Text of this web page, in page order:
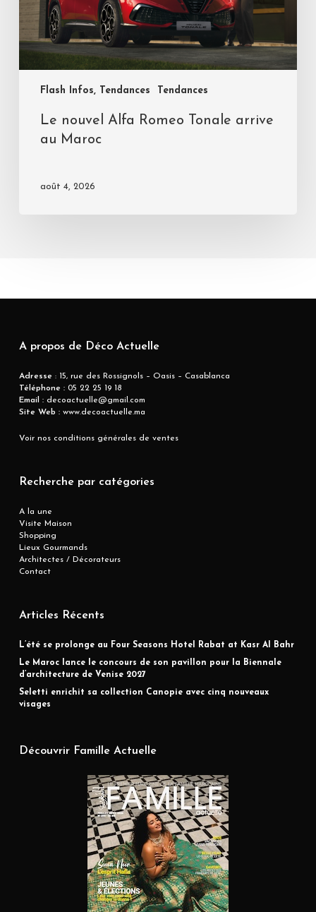
Flash Infos, Tendances Tendances
Le nouvel Alfa Romeo Tonale arrive
au Maroc
août 4, 2026
A propos de Déco Actuelle
Adresse : 15, rue des Rossignols – Oasis – Casablanca
Téléphone :05 22 25 19 18
Email :decoactuelle@gmail.com
Site Web :www.decoactuelle.ma
Voir nos conditions générales de ventes
Recherche par catégories
A la une
Visite Maison
Shopping
Lieux Gourmands
Architectes / Décorateurs
Contact
Articles Récents
L’été se prolonge au Four Seasons Hotel Rabat at Kasr Al Bahr
Le Maroc lance le concours de son pavillon pour la Biennale
d’architecture de Venise 2027
Seletti enrichit sa collection Canopie avec cinq nouveaux
visages
Découvrir Famille Actuelle